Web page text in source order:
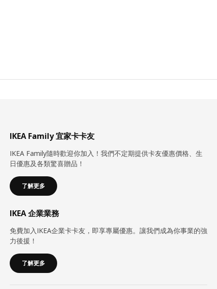
IKEA Family 宜家卡卡友
IKEA Family隨時歡迎你加入！我們不定期提供卡友優惠價格、生
日優惠及各類驚喜贈品！
了解更多
IKEA 企業業務
免費加入IKEA企業卡卡友，即享專屬優惠。讓我們成為你事業的強
力後援！
了解更多